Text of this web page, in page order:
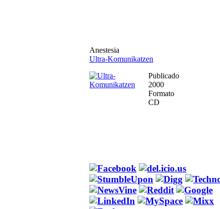
Anestesia
Ultra-Komunikatzen
Publicado
2000
Formato
CD